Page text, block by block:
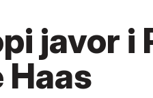
javor i